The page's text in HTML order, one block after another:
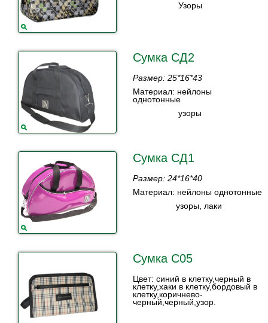
Узоры
Сумка СД2
Размер: 25*16*43
Материал: нейлоны
однотонные
узоры
Сумка СД1
Размер: 24*16*40
Материал: нейлоны однотонные
узоры, лаки
Сумка С05
Цвет: синий в клетку,черный в
клетку,хаки в клетку,бордовый в
клетку,коричнево-
черный,черный,узор.